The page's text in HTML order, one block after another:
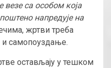
везе са особом која
напредује на
жртви треба
самопоуздање.
остављају у тешком